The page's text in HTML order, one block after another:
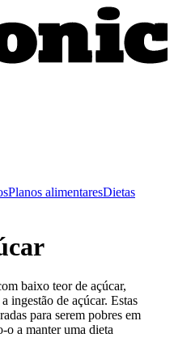
Planos alimentaresDietas
baixo teor de açúcar,
ingestão de açúcar. Estas
para serem pobres em
o a manter uma dieta